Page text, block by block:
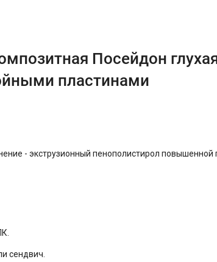
Посейдон
пластинами
- экструзионный пенополистирол повышенной
сендвич.